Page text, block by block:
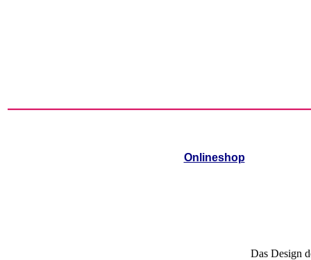
Onlineshop
Das Design